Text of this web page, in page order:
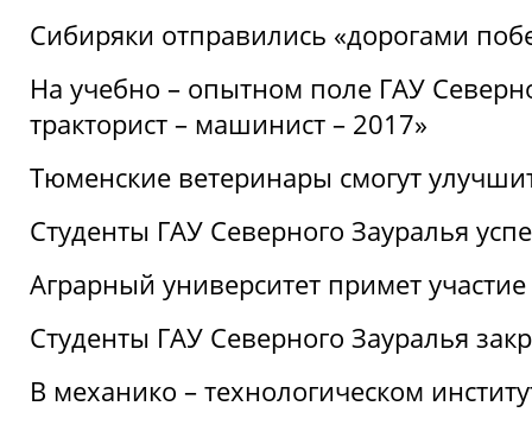
Сибиряки отправились «дорогами
На учебно – опытном поле ГАУ
тракторист – машинист – 2017»
Тюменские ветеринары смогут
Студенты ГАУ Северного Зауралья
Аграрный университет примет
Студенты ГАУ Северного Зауралья
В механико – технологическом